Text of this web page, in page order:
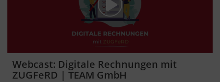
Webcast: Digitale Rechnungen mit
ZUGFeRD | TEAM GmbH